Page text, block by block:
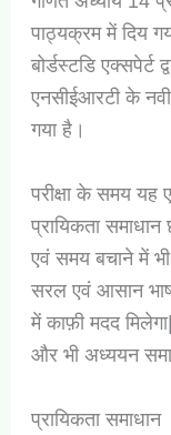
पाठ्यक्रम में दिय
बोर्डस्टडि एक्सपेर्ट
एनसीईआरटी के
गया है।
परीक्षा के समय यह
प्रायिकता समाधान
एवं समय बचाने में
सरल एवं आसान
में काफ़ी मदद
और भी अध्ययन
प्रायिकता समाधान